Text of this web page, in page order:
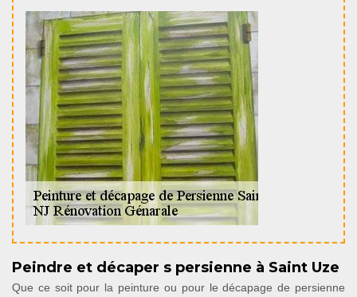
Peindre et décaper s persienne à Saint Uze
Que ce soit pour la peinture ou pour le décapage de persienne